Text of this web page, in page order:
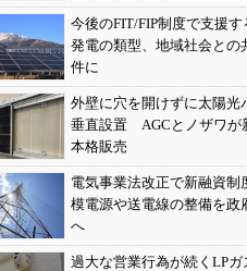
今後のFIT/FIP制度で支援す
発電の類型、地域社会との
件に
外壁に穴を開けずに太陽光
垂直設置 AGCとノザワが
本格販売
電気事業法改正で新融資
模電源や送電線の整備を政
へ
過大な営業行為が続くLP